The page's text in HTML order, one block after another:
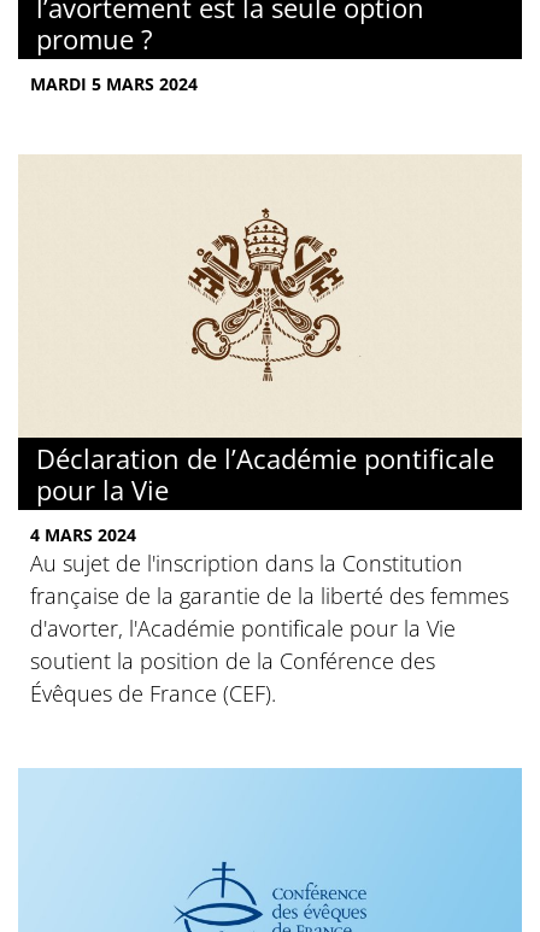
l’avortement est la seule option
promue ?
MARDI 5 MARS 2024
Déclaration de l’Académie pontificale
pour la Vie
4 MARS 2024
Au sujet de l'inscription dans la Constitution
française de la garantie de la liberté des femmes
d'avorter, l'Académie pontificale pour la Vie
soutient la position de la Conférence des
Évêques de France (CEF).